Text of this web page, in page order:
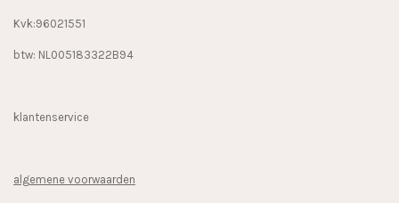
Kvk:96021551
btw: NL005183322B94
klantenservice
algemene voorwaarden